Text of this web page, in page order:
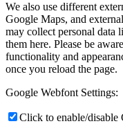
We also use different
Google Maps, and
may collect personal data
them here. Please be
functionality and
once you reload the page.
Google Webfont Settings:
Click to enable/disable